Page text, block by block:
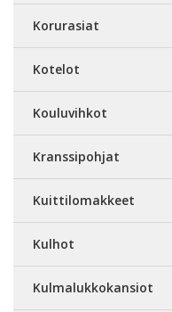
Korurasiat
Kotelot
Kouluvihkot
Kranssipohjat
Kuittilomakkeet
Kulhot
Kulmalukkokansiot